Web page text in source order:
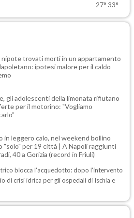
27° 33°
nipote trovati morti in un appartamento
ipotesi malore per il caldo
gli adolescenti della limonata rifiutano
per il motorino: "Vogliamo
in leggero calo, nel weekend bollino
"solo" per 19 città | A Napoli raggiunti
40 a Gorizia (record in Friuli)
blocca l'acquedotto: dopo l'intervento
di crisi idrica per gli ospedali di Ischia e